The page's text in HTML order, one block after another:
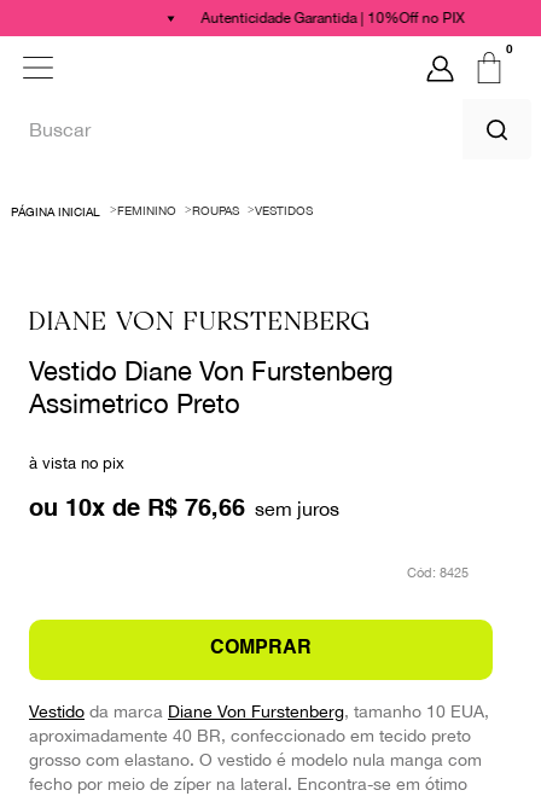
Autenticidade Garantida | 10%Off no PIX
0
FEMININO ROUPAS VESTIDOS
DIANE VON FURSTENBERG
Vestido Diane Von Furstenberg
Assimetrico Preto
à vista no pix
ou 10x de R$ 76,66
: 8425
COMPRAR
Vestido da marca Diane Von Furstenberg, tamanho 10 EUA,
aproximadamente 40 BR, confeccionado em tecido preto
grosso com elastano. O vestido é modelo nula manga com
fecho por meio de zíper na lateral. Encontra-se em ótimo